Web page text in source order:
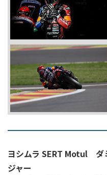
ヨシムラ SERT Motul ダ
ジャー